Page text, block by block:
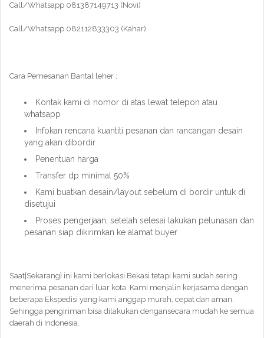
Call/Whatsapp 081387149713 (Novi)
Call/Whatsapp 082112833303 (Kahar)
Cara Pemesanan Bantal leher ;
Kontak kami di nomor di atas lewat telepon atau
whatsapp
Infokan rencana kuantiti pesanan dan rancangan desain
yang akan dibordir
Penentuan harga
Transfer dp minimal 50%
Kami buatkan desain/layout sebelum di bordir untuk di
disetujui
Proses pengerjaan, setelah selesai lakukan pelunasan dan
pesanan siap dikirimkan ke alamat buyer
Saat|Sekarang} ini kami berlokasi Bekasi tetapi kami sudah sering
menerima pesanan dari luar kota. Kami menjalin kerjasama dengan
beberapa Ekspedisi yang kami anggap murah, cepat dan aman.
Sehingga pengiriman bisa dilakukan dengansecara mudah ke semua
daerah di Indonesia.